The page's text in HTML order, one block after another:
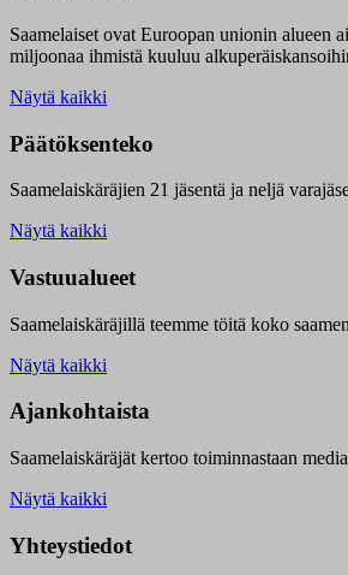
Saamelaiset ovat Euroopan unionin alueen
miljoonaa ihmistä kuuluu
Näytä kaikki
Päätöksenteko
Saamelaiskäräjien 21 jäsentä ja neljä
Näytä kaikki
Vastuualueet
Saamelaiskäräjillä teemme töitä koko
Näytä kaikki
Ajankohtaista
Saamelaiskäräjät kertoo toiminnastaan
Näytä kaikki
Yhteystiedot